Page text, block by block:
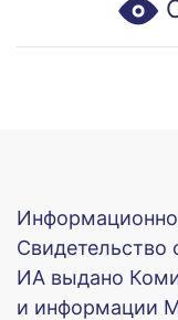
ИА выдано
и информации